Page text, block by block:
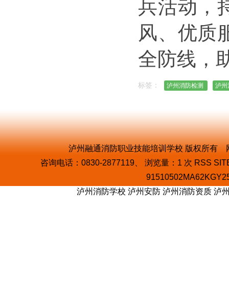
兵活动，
风、优质
全防线，
标签： 泸州消防检测 泸
泸州融通消防职业技能培训学校 版权所有
咨询电话：0830-2877119、 浏览量： 1 次 RSS
泸州消防学校 泸州安防 泸州消防资质 泸